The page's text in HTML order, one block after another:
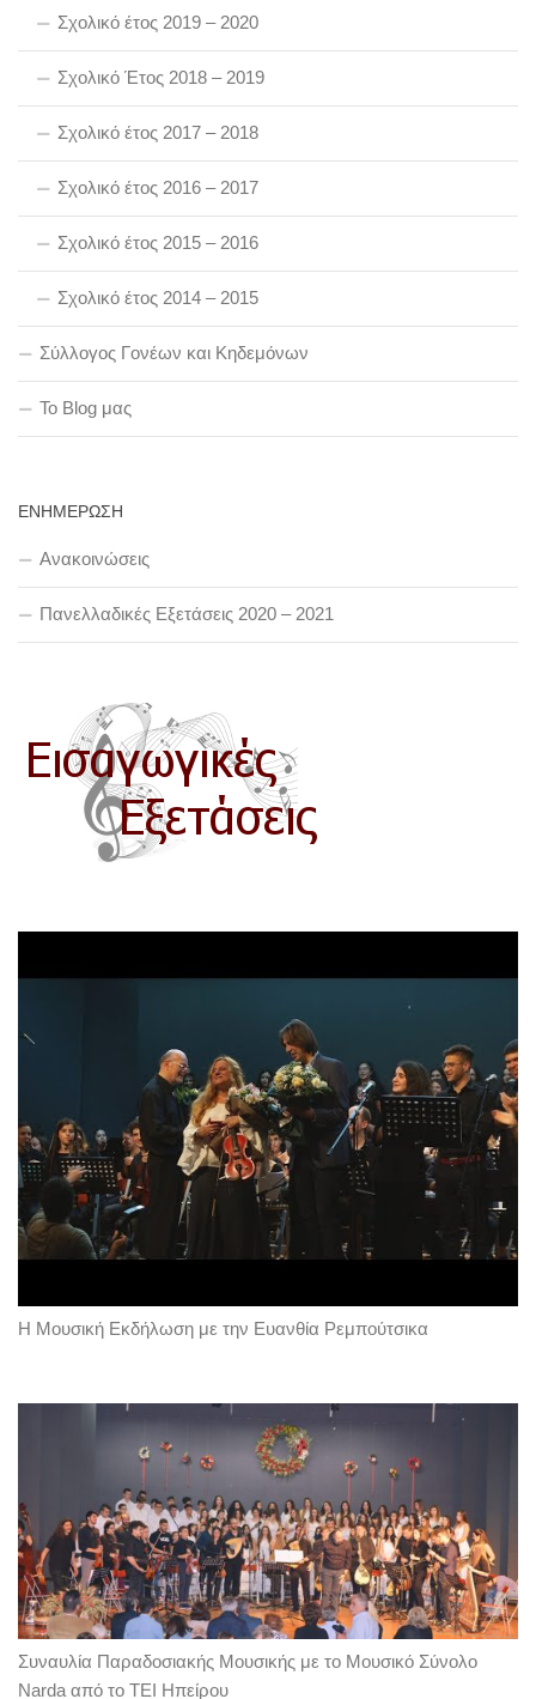
Σχολικό έτος 2019 – 2020
Σχολικό Έτος 2018 – 2019
Σχολικό έτος 2017 – 2018
Σχολικό έτος 2016 – 2017
Σχολικό έτος 2015 – 2016
Σχολικό έτος 2014 – 2015
Σύλλογος Γονέων και Κηδεμόνων
To Blog μας
ΕΝΗΜΕΡΩΣΗ
Ανακοινώσεις
Πανελλαδικές Εξετάσεις 2020 – 2021
Η Μουσική Εκδήλωση με την Ευανθία Ρεμπούτσικα
Συναυλία Παραδοσιακής Μουσικής με το Μουσικό Σύνολο
Narda από το ΤΕΙ Ηπείρου